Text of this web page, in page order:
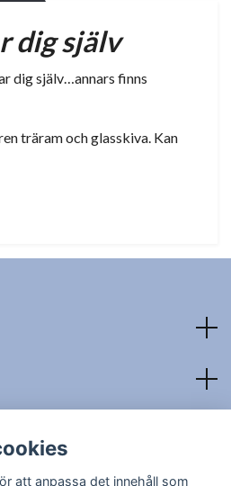
dig själv
dig själv…annars finns
träram och glasskiva. Kan
att anpassa det innehåll som